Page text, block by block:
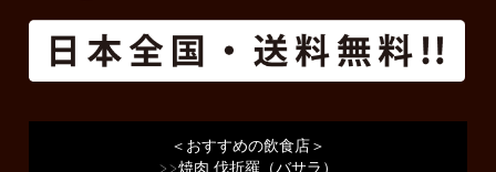
＜おすすめの飲食店＞
>>焼肉 伐折羅（バサラ）